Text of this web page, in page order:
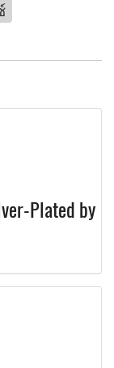
Plated by